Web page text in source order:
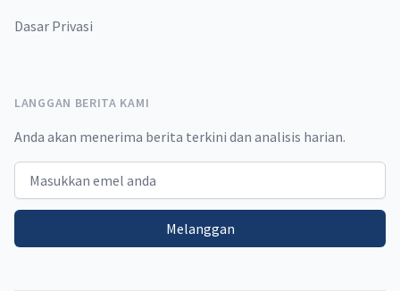
Dasar Privasi
LANGGAN BERITA KAMI
Anda akan menerima berita terkini dan analisis harian.
Email address
Melanggan